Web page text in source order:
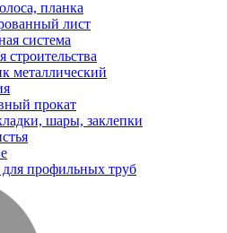
планка
лист
система
строительства
металлический
прокат
шары, заклепки
профильных труб